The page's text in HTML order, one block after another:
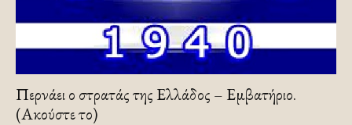
Περνάει ο στρατάς της Ελλάδος – Εμβατήριο.
(Ακούστε το)